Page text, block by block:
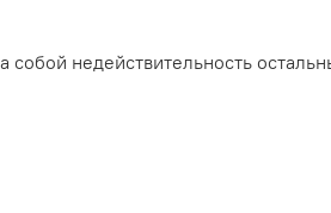
недействительность